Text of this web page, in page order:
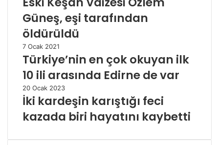
Güneş, eşi tarafından
öldürüldü
7 Ocak 2021
Türkiye’nin en çok okuyan ilk
10 ili arasında Edirne de var
20 Ocak 2023
İki kardeşin karıştığı feci
kazada biri hayatını kaybetti